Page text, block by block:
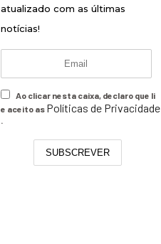
atualizado com as últimas
notícias!
Ao clicar nesta caixa, declaro que li
e aceito as Políticas de Privacidade
.
SUBSCREVER